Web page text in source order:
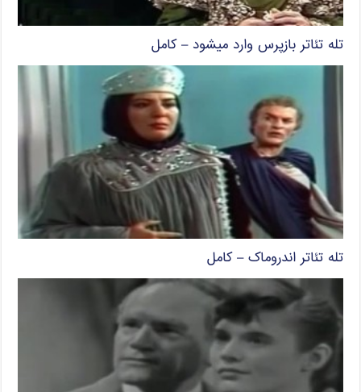
تله تئاتر بازپرس وارد میشود – کامل
تله تئاتر اندروماک – کامل